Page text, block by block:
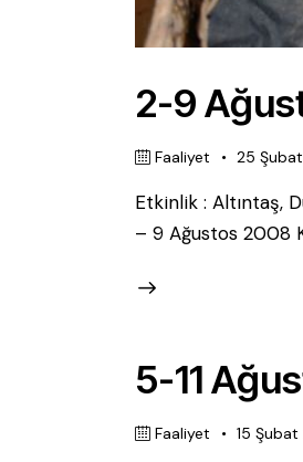
2-9
Faaliyet 25 Şubat
Etkinlik : Altıntaş,
– 9 Ağustos 2008
5-11
Faaliyet 15 Şubat